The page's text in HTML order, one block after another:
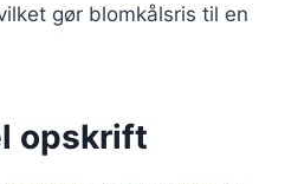
gør blomkålsris til en
opskrift